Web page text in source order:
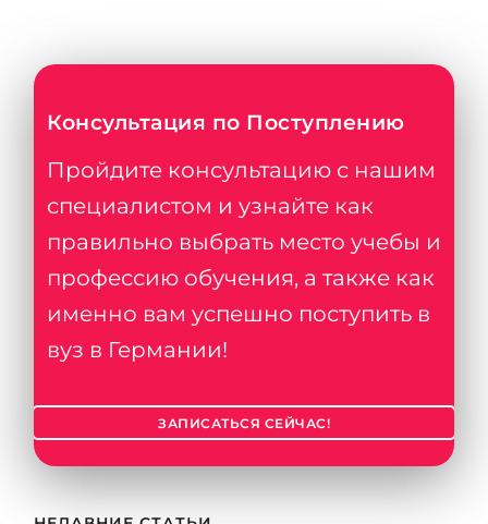
Консультация по Поступлению
Пройдите консультацию с нашим
специалистом и узнайте как
правильно выбрать место учебы и
профессию обучения, а также как
именно вам успешно поступить в
вуз в Германии!
ЗАПИСАТЬСЯ СЕЙЧАС!